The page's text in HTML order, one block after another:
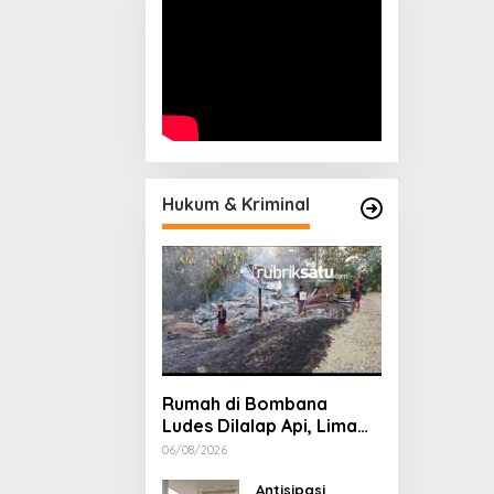
Hukum & Kriminal
Rumah di Bombana
Ludes Dilalap Api, Lima
Orang Satu Keluarga
06/08/2026
Antisipasi